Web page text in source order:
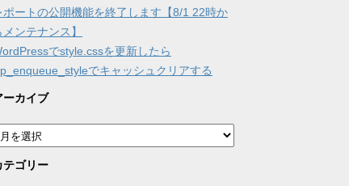
ポートの公開機能を終了します【8/1 22時か
メンテナンス】
でstyle.cssを更新したら
でキャッシュクリアする
ーカイブ
テゴリー